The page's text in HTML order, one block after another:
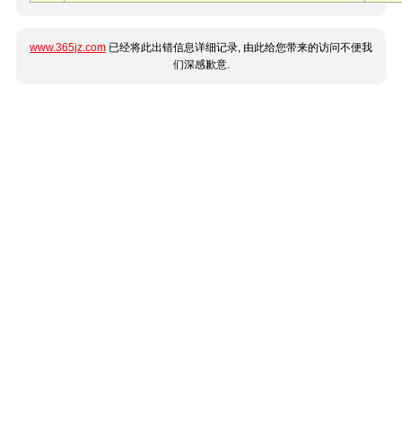
www.365jz.com 已经将此出错信息详细记录, 由此给您带来的访问不便我
们深感歉意.